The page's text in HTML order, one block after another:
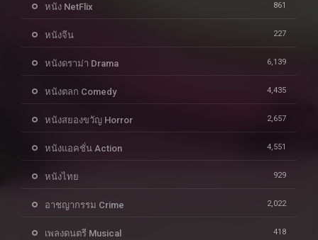
หนัง NetFlix 861
หนังจีน 227
หนังดราม่า Drama 6,139
หนังตลก Comedy 4,435
หนังสยองขวัญ Horror 2,657
หนังแอคชั่น Action 4,551
หนังไทย 929
อาชญากรรม Crime 2,022
เพลงดนตรี Musical 418